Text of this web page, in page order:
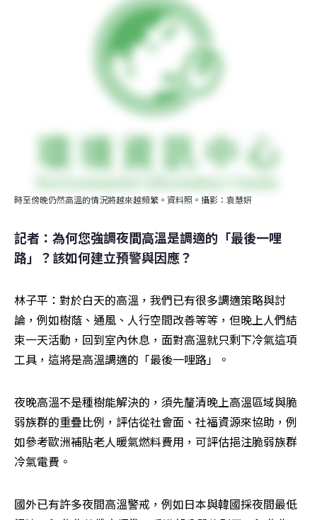
時至傍晚仍然高溫的情況將越來越頻繁。資料照。攝影：袁慧姸
記者：為何您強調夜間高溫是調適的「最後一哩
路」？該如何建立預警與因應？
林子平：對於白天的高溫，我們已有很多調適策略與討
論，例如樹蔭、通風、人行空間改善等等，但晚上人們結
束一天活動，回到室內休息，面對高溫就只剩下冷氣這項
工具，這將是高溫調適的「最後一哩路」。
夜晚高溫不是種樹能解決的，須先釐清晚上高溫區域與脆
弱族群的重疊比例，評估從社會面、社福資源來協助，例
如參考歐洲補貼老人暖氣燃料費用，可評估挹注脆弱族群
冷氣電費。
國外已有許多夜間高溫警戒，例如日本與韓國採夜間最低